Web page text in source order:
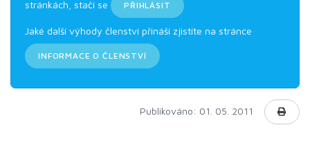
stránkách, stačí se PŘIHLÁSIT
Jaké další výhody členství přináší zjistíte na stránce
INFORMACE O ČLENSTVÍ
Publikováno: 01. 05. 2011